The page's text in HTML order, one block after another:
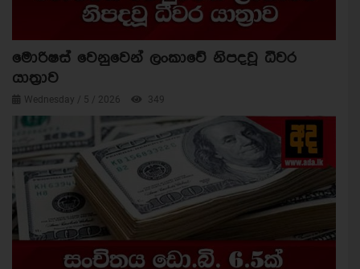
මොරිෂස් වෙනුවෙන් ලංකාවේ නිපදවූ ධීවර
යාත්‍රාව
Wednesday / 5 / 2026 349